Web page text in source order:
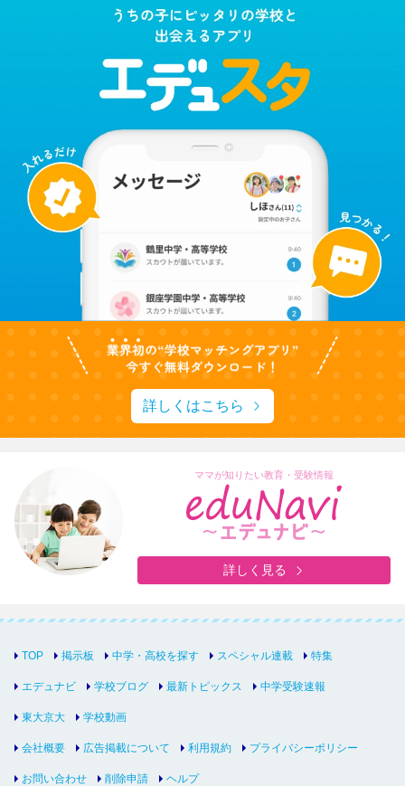
詳しくはこちら
ママが知りたい教育・受験情報
詳しく見る
TOP 掲示板 中学・高校を探す スペシャル連載 特集
エデュナビ 学校ブログ 最新トピックス 中学受験速報
東大京大 学校動画
会社概要 広告掲載について 利用規約 プライバシーポリシー
お問い合わせ 削除申請 ヘルプ